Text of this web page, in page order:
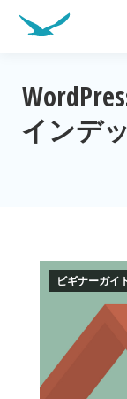
インデ
ビギナーガイ